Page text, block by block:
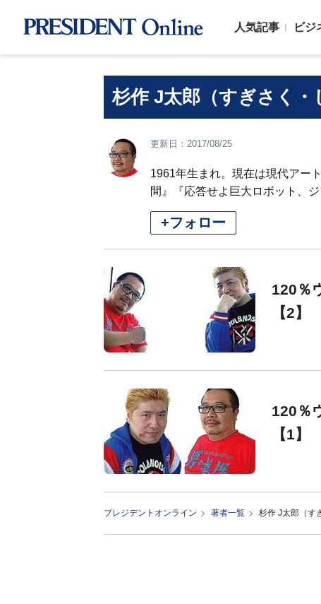
人気記事 ビジ
杉作 J太郎（すぎさく・
更新日：2017/08/25
1961年生まれ。現在は現代アー
間』『応答せよ巨大ロボット、ジ
+フォロー
120％
【2】
120％
【1】
プレジデントオンライン 著者一覧 杉作 J太郎（す